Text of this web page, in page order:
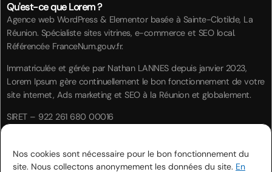
Nos cookies sont nécessaire pour le bon fonctionnement du
site. Nous collectons anonymement les données du site. En
Qu'est-ce que Lorem ?
Agence web WordPress & Elementor basée à Sainte-Clotilde, La
Réunion. Spécialiste sites vitrines, e-commerce et SEO local.
Référencée FranceNum.gouv.fr.
Immatriculée et gérée par Nathan LANNES depuis janvier 2023,
Lorem Ipsum gère continuellement le bon fonctionnement de votre
site internet, Ads marketing et SEO à la Réunion et globalement.
SIRET – 922 261 680 00016
2 reviews